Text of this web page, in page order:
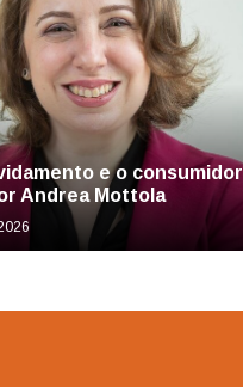
e o consumidor
Andrea Mottola